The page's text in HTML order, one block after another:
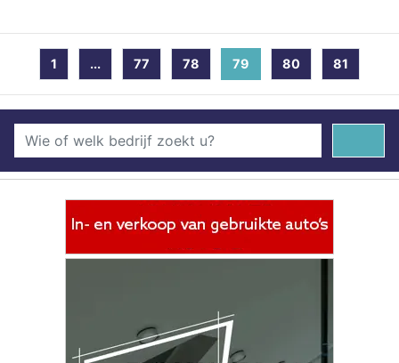
1 ... 77 78 79 (current)
80 81